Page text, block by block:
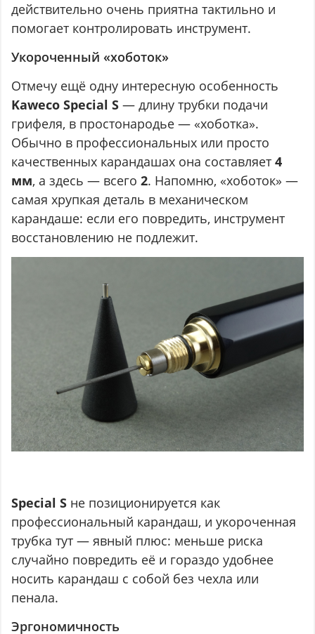
действительно очень приятна тактильно и
помогает контролировать инструмент.
Укороченный «хоботок»
Отмечу ещё одну интересную особенность
Kaweco Special S — длину трубки подачи
грифеля, в простонародье — «хоботка».
Обычно в профессиональных или просто
качественных карандашах она составляет4
мм, а здесь — всего2. Напомню, «хоботок» —
самая хрупкая деталь в механическом
карандаше: если его повредить, инструмент
восстановлению не подлежит.
Special S не позиционируется как
профессиональный карандаш, и укороченная
трубка тут — явный плюс: меньше риска
случайно повредить её и гораздо удобнее
носить карандаш с собой без чехла или
пенала.
Эргономичность